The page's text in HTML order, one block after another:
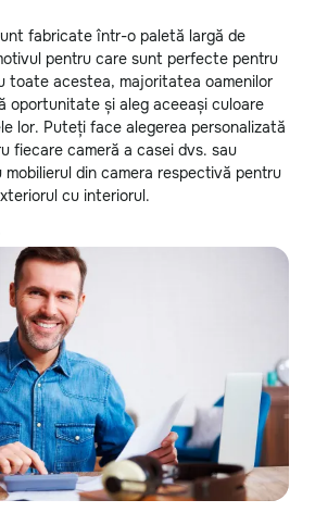
fabricate într-o paletă largă de
pentru care sunt perfecte pentru
toate acestea, majoritatea oamenilor
oportunitate și aleg aceeași culoare
lor. Puteți face alegerea personalizată
fiecare cameră a casei dvs. sau
din camera respectivă pentru
cu interiorul.